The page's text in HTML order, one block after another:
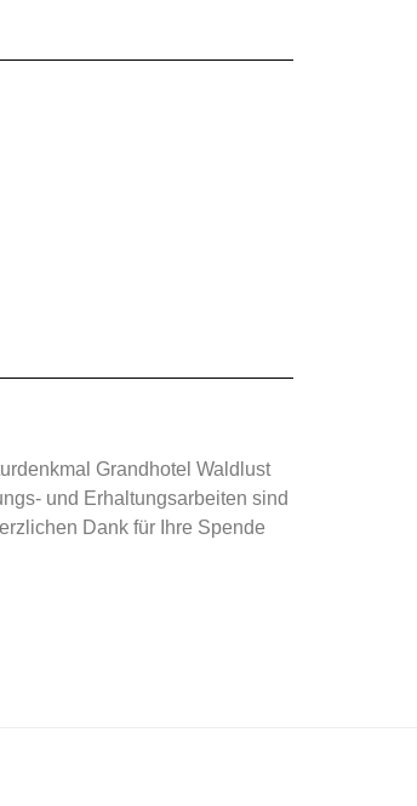
Grandhotel Waldlust
und Erhaltungsarbeiten sind
Dank für Ihre Spende